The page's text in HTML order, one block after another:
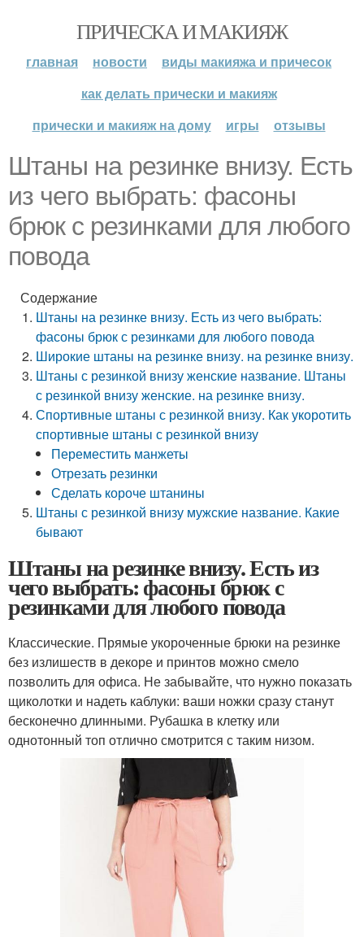
ПРИЧЕСКА И МАКИЯЖ
главная новости
виды макияжа и причесок
как делать прически и макияж
прически и макияж на дому
игры отзывы
Штаны на резинке внизу. Есть
из чего выбрать: фасоны
брюк с резинками для любого
повода
Содержание
Штаны на резинке внизу. Есть из чего выбрать:
фасоны брюк с резинками для любого повода
Широкие штаны на резинке внизу. на резинке внизу.
Штаны с резинкой внизу женские название. Штаны
с резинкой внизу женские. на резинке внизу.
Спортивные штаны с резинкой внизу. Как укоротить
спортивные штаны с резинкой внизу
Переместить манжеты
Отрезать резинки
Сделать короче штанины
Штаны с резинкой внизу мужские название. Какие
бывают
Штаны на резинке внизу. Есть из
чего выбрать: фасоны брюк с
резинками для любого повода
Классические. Прямые укороченные брюки на резинке
без излишеств в декоре и принтов можно смело
позволить для офиса. Не забывайте, что нужно показать
щиколотки и надеть каблуки: ваши ножки сразу станут
бесконечно длинными. Рубашка в клетку или
однотонный топ отлично смотрится с таким низом.